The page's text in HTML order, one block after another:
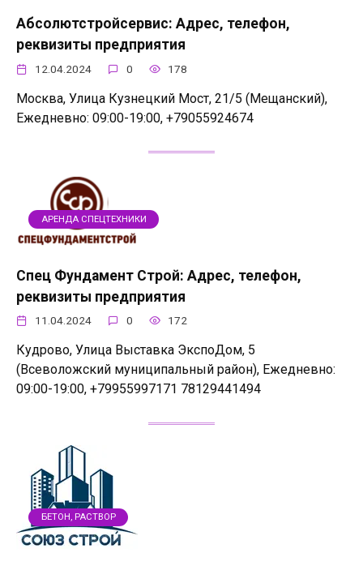
Абсолютстройсервис: Адрес, телефон,
реквизиты предприятия
12.04.2024 0 178
Москва, Улица Кузнецкий Мост, 21/5 (Мещанский),
Ежедневно: 09:00-19:00, +79055924674
АРЕНДА СПЕЦТЕХНИКИ
Спец Фундамент Строй: Адрес, телефон,
реквизиты предприятия
11.04.2024 0 172
Кудрово, Улица Выставка ЭкспоДом, 5
(Всеволожский муниципальный район), Ежедневно:
09:00-19:00, +79955997171 78129441494
БЕТОН, РАСТВОР